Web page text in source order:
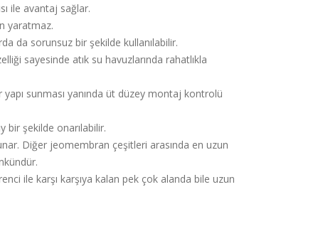
ile avantaj sağlar.
yaratmaz.
da sorunsuz bir şekilde kullanılabilir.
sayesinde atık su havuzlarında rahatlıkla
sunması yanında üt düzey montaj kontrolü
bir şekilde onarılabilir.
Diğer jeomembran çeşitleri arasında en uzun
ile karşı karşıya kalan pek çok alanda bile uzun